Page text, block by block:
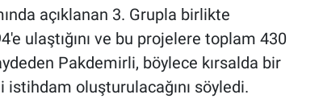
açıklanan 3. Grupla birlikte
ulaştığını ve bu projelere toplam 430
Pakdemirli, böylece kırsalda bir
istihdam oluşturulacağını söyledi.